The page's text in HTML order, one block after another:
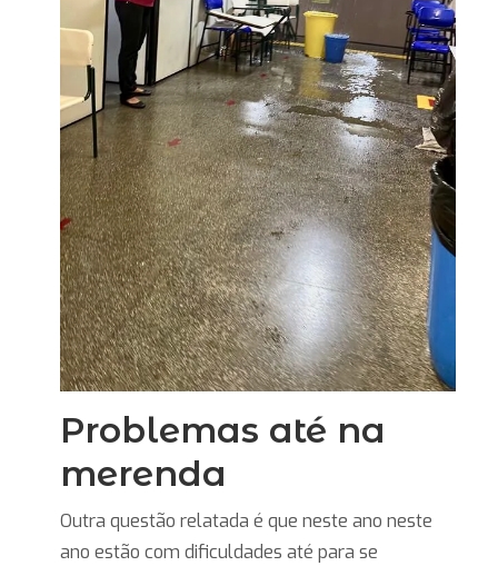
Problemas até na
merenda
Outra questão relatada é que neste ano neste
ano estão com dificuldades até para se